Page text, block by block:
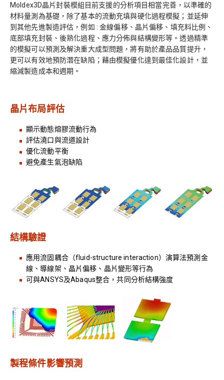
Moldex3D晶片封裝模組目前支援的分析項目相當完善，以準確的
材料量測為基礎，除了基本的流動充填與硬化過程模擬；並延伸
到其他先進製造評估，例如 : 金線偏移、晶片偏移、填充料比例、
底部填充封裝、後熟化過程、應力分佈與結構變形等。透過精準
的模擬可以預測及解決重大成型問題，將有助於產品品質提升，
更可以有效地預防潛在缺陷；藉由模擬優化達到最佳化設計，並
縮減製造成本和週期。
晶片布局評估
顯示動態熔膠流動行為
評估澆口與流道設計
優化流動平衡
避免產生氣泡缺陷
結構驗證
應用流固耦合（fluid-structure interaction）演算法預測金
線、導線架、晶片偏移、晶片變形等行為
可與ANSYS及Abaqus整合，共同分析結構強度
製程條件影響預測